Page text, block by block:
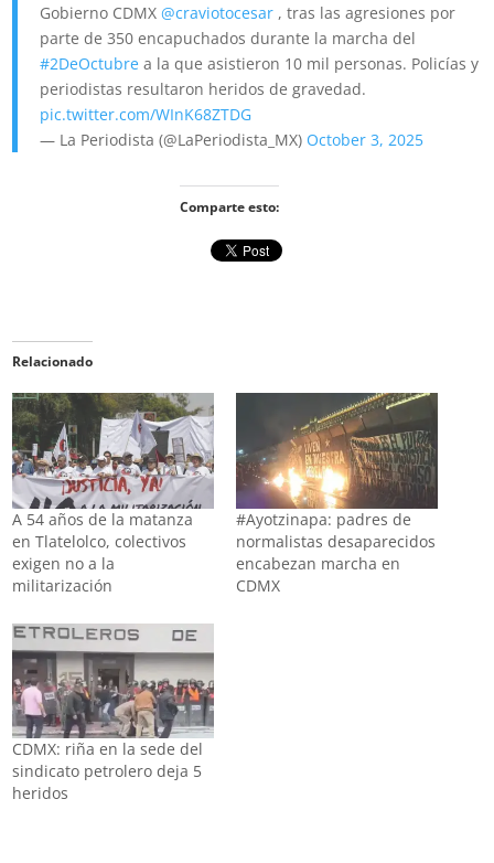
Gobierno CDMX@craviotocesar , tras las agresiones por
parte de 350 encapuchados durante la marcha del
#2DeOctubre a la que asistieron 10 mil personas. Policías y
periodistas resultaron heridos de gravedad.
pic.twitter.com/WInK68ZTDG
— La Periodista (@LaPeriodista_MX) October 3, 2025
Comparte esto:
Relacionado
A 54 años de la matanza
en Tlatelolco, colectivos
exigen no a la
militarización
#Ayotzinapa: padres de
normalistas desaparecidos
encabezan marcha en
CDMX
CDMX: riña en la sede del
sindicato petrolero deja 5
heridos